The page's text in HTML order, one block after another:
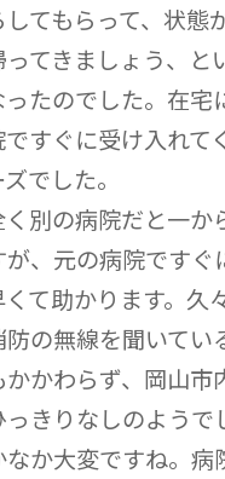
てもらって、状態
てきましょう、と
たのでした。在宅
すぐに受け入れて
でした。
別の病院だと一か
、元の病院ですぐ
て助かります。久
の無線を聞いてい
かわらず、岡山市
きりなしのようで
か大変ですね。病